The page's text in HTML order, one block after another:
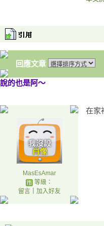
回應文章
說的也是阿～
MasEsAmar
等級：
留言｜ 加入好友
在家